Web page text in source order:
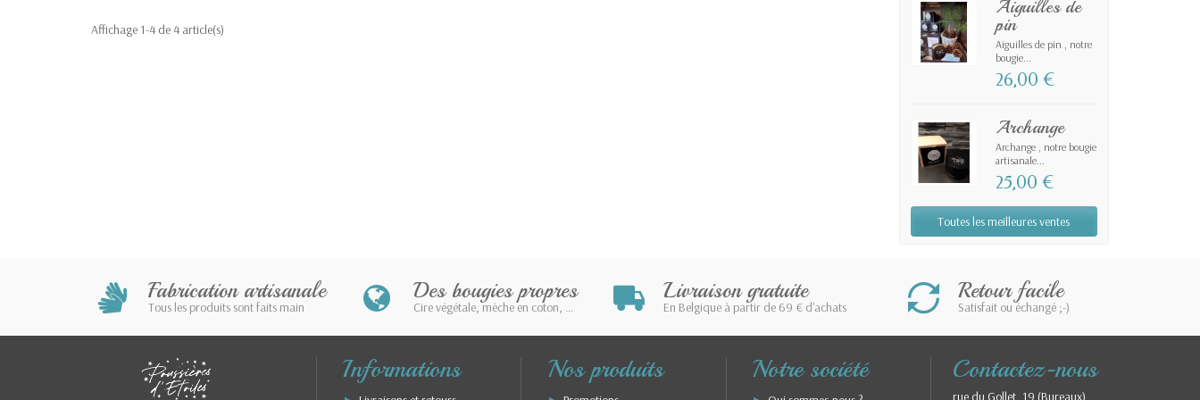
Affichage 1-4 de 4 article(s)
Aiguilles de
pin
Aiguilles de pin , notre
bougie...
26,00 €
Archange
Archange , notre bougie
artisanale...
25,00 €
Toutes les meilleures ventes
Fabrication artisanale
Tous les produits sont faits main
Des bougies propres
Cire végétale, mèche en coton, ...
Livraison gratuite
En Belgique à partir de 69 € d'achats
Retour facile
Satisfait ou échangé ;-)
Informations Nos produits Notre société Contactez-nous
rue du Gollet, 19 (Bureaux)